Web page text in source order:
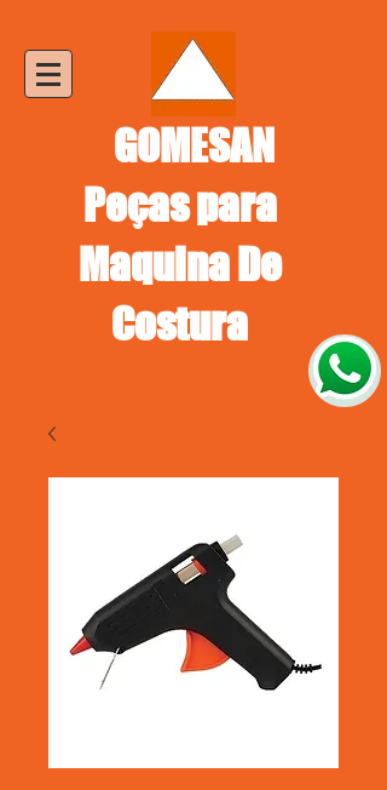
GOMESAN
Peças para
Maquina De
Costura